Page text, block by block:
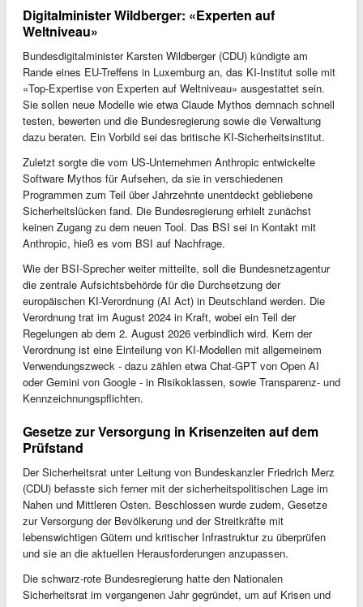
Digitalminister Wildberger: «Experten auf
Weltniveau»
Bundesdigitalminister Karsten Wildberger (CDU) kündigte am
Rande eines EU-Treffens in Luxemburg an, das KI-Institut solle mit
«Top-Expertise von Experten auf Weltniveau» ausgestattet sein.
Sie sollen neue Modelle wie etwa Claude Mythos demnach schnell
testen, bewerten und die Bundesregierung sowie die Verwaltung
dazu beraten. Ein Vorbild sei das britische KI-Sicherheitsinstitut.
Zuletzt sorgte die vom US-Unternehmen Anthropic entwickelte
Software Mythos für Aufsehen, da sie in verschiedenen
Programmen zum Teil über Jahrzehnte unentdeckt gebliebene
Sicherheitslücken fand. Die Bundesregierung erhielt zunächst
keinen Zugang zu dem neuen Tool. Das BSI sei in Kontakt mit
Anthropic, hieß es vom BSI auf Nachfrage.
Wie der BSI-Sprecher weiter mitteilte, soll die Bundesnetzagentur
die zentrale Aufsichtsbehörde für die Durchsetzung der
europäischen KI-Verordnung (AI Act) in Deutschland werden. Die
Verordnung trat im August 2024 in Kraft, wobei ein Teil der
Regelungen ab dem 2. August 2026 verbindlich wird. Kern der
Verordnung ist eine Einteilung von KI-Modellen mit allgemeinem
Verwendungszweck - dazu zählen etwa Chat-GPT von Open AI
oder Gemini von Google - in Risikoklassen, sowie Transparenz- und
Kennzeichnungspflichten.
Gesetze zur Versorgung in Krisenzeiten auf dem
Prüfstand
Der Sicherheitsrat unter Leitung von Bundeskanzler Friedrich Merz
(CDU) befasste sich ferner mit der sicherheitspolitischen Lage im
Nahen und Mittleren Osten. Beschlossen wurde zudem, Gesetze
zur Versorgung der Bevölkerung und der Streitkräfte mit
lebenswichtigen Gütern und kritischer Infrastruktur zu überprüfen
und sie an die aktuellen Herausforderungen anzupassen.
Die schwarz-rote Bundesregierung hatte den Nationalen
Sicherheitsrat im vergangenen Jahr gegründet, um auf Krisen und